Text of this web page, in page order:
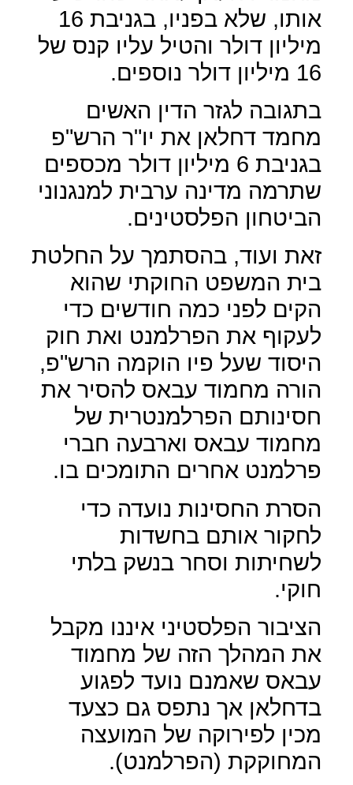
אותו, שלא בפניו, בגניבת 16
מיליון דולר והטיל עליו קנס של
16 מיליון דולר נוספים.
בתגובה לגזר הדין האשים
מחמד דחלאן את יו"ר הרש"פ
בגניבת 6 מיליון דולר מכספים
שתרמה מדינה ערבית למנגנוני
הביטחון הפלסטינים.
זאת ועוד, בהסתמך על החלטת
בית המשפט החוקתי שהוא
הקים לפני כמה חודשים כדי
לעקוף את הפרלמנט ואת חוק
היסוד שעל פיו הוקמה הרש"פ,
הורה מחמוד עבאס להסיר את
חסינותם הפרלמנטרית של
מחמוד עבאס וארבעה חברי
פרלמנט אחרים התומכים בו.
הסרת החסינות נועדה כדי
לחקור אותם בחשדות
לשחיתות וסחר בנשק בלתי
חוקי.
הציבור הפלסטיני איננו מקבל
את המהלך הזה של מחמוד
עבאס שאמנם נועד לפגוע
בדחלאן אך נתפס גם כצעד
מכין לפירוקה של המועצה
המחוקקת (הפרלמנט).